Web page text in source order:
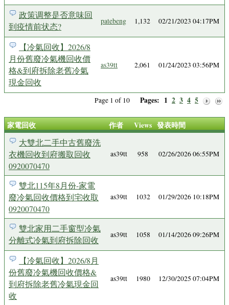
政策调整是否意味回
到疫情前状态?
patebeng 1,132 02/21/2023 04:17PM
【冷氣回收】2026/8
月份舊廢冷氣機回收價
格&到府拆除老舊冷氣
現金回收
as39tt 2,061 01/24/2023 03:56PM
Page 1 of 10 Pages: 1 2 3 4 5
家電回收 作者 Views 發表時間
大雙北二手中古舊廢洗
衣機回收到府搬取回收
0920070470
as39tt 958 02/26/2026 06:55PM
雙北115年8月份-家電
廢冷氣回收價格到宅收取
0920070470
as39tt 1032 01/29/2026 10:18PM
雙北家用二手窗型冷氣
分離式冷氣到府拆除回收
as39tt 1058 01/14/2026 09:26PM
【冷氣回收】2026/8月
份舊廢冷氣機回收價格&
到府拆除老舊冷氣現金回
收
as39tt 1980 12/30/2025 07:04PM